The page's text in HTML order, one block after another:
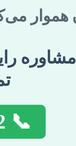
هموار
📞 09356661302